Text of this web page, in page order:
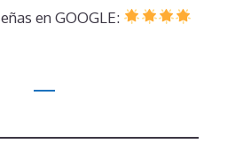
en GOOGLE: